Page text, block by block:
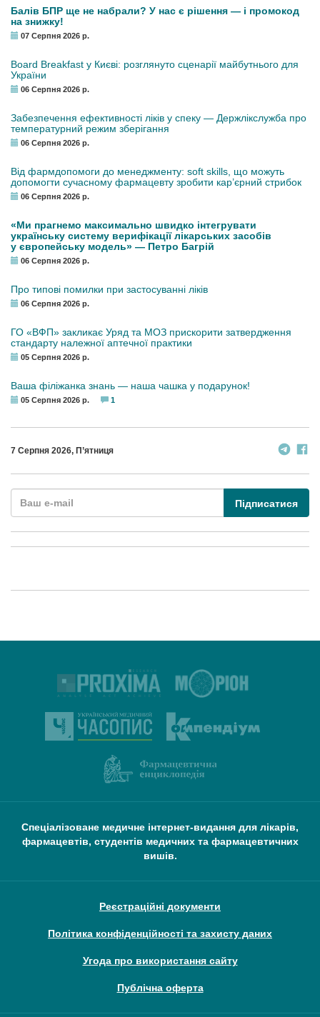
Балів БПР ще не набрали? У нас є рішення — і промокод
на знижку!
07 Серпня 2026 р.
Board Breakfast у Києві: розглянуто сценарії майбутнього для
України
06 Серпня 2026 р.
Забезпечення ефективності ліків у спеку — Держлікслужба про
температурний режим зберігання
06 Серпня 2026 р.
Від фармдопомоги до менеджменту: soft skills, що можуть
допомогти сучасному фармацевту зробити кар’єрний стрибок
06 Серпня 2026 р.
«Ми прагнемо максимально швидко інтегрувати
українську систему верифікації лікарських засобів
у європейську модель» — Петро Багрій
06 Серпня 2026 р.
Про типові помилки при застосуванні ліків
06 Серпня 2026 р.
ГО «ВФП» закликає Уряд та МОЗ прискорити затвердження
стандарту належної аптечної практики
05 Серпня 2026 р.
Ваша філіжанка знань — наша чашка у подарунок!
05 Серпня 2026 р. 1
7 Серпня 2026, П’ятниця
Підписатися
Спеціалізоване медичне інтернет-видання для лікарів,
фармацевтів, студентів медичних та фармацевтичних
вишів.
Реєстраційні документи
Політика конфіденційності та захисту даних
Угода про використання сайту
Публічна оферта